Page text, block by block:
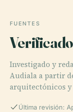
FUENTES
Investigado y
Audiala a partir
arquitectónicos
Última revisión: